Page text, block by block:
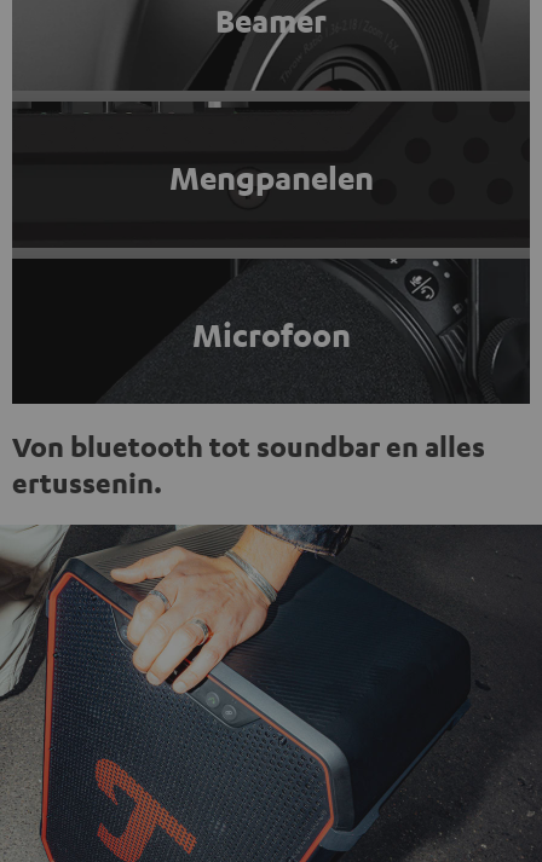
Beamer
Mengpanelen
Microfoon
Von bluetooth tot soundbar en alles
ertussenin.